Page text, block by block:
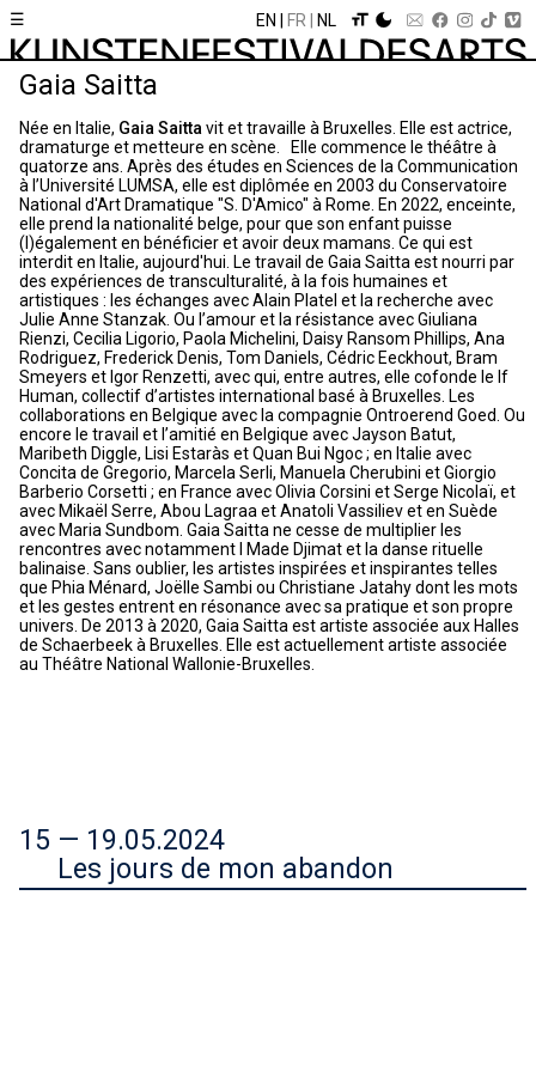
☰ EN FR NL
Gaia Saitta
Née en Italie, Gaia Saitta vit et travaille à Bruxelles. Elle est actrice,
dramaturge et metteure en scène. Elle commence le théâtre à
quatorze ans. Après des études en Sciences de la Communication
à l’Université LUMSA, elle est diplômée en 2003 du Conservatoire
National d'Art Dramatique "S. D'Amico" à Rome. En 2022, enceinte,
elle prend la nationalité belge, pour que son enfant puisse
(l)également en bénéficier et avoir deux mamans. Ce qui est
interdit en Italie, aujourd'hui. Le travail de Gaia Saitta est nourri par
des expériences de transculturalité, à la fois humaines et
artistiques : les échanges avec Alain Platel et la recherche avec
Julie Anne Stanzak. Ou l’amour et la résistance avec Giuliana
Rienzi, Cecilia Ligorio, Paola Michelini, Daisy Ransom Phillips, Ana
Rodriguez, Frederick Denis, Tom Daniels, Cédric Eeckhout, Bram
Smeyers et Igor Renzetti, avec qui, entre autres, elle cofonde le If
Human, collectif d’artistes international basé à Bruxelles. Les
collaborations en Belgique avec la compagnie Ontroerend Goed. Ou
encore le travail et l’amitié en Belgique avec Jayson Batut,
Maribeth Diggle, Lisi Estaràs et Quan Bui Ngoc ; en Italie avec
Concita de Gregorio, Marcela Serli, Manuela Cherubini et Giorgio
Barberio Corsetti ; en France avec Olivia Corsini et Serge Nicolaï, et
avec Mikaël Serre, Abou Lagraa et Anatoli Vassiliev et en Suède
avec Maria Sundbom. Gaia Saitta ne cesse de multiplier les
rencontres avec notamment I Made Djimat et la danse rituelle
balinaise. Sans oublier, les artistes inspirées et inspirantes telles
que Phia Ménard, Joëlle Sambi ou Christiane Jatahy dont les mots
et les gestes entrent en résonance avec sa pratique et son propre
univers. De 2013 à 2020, Gaia Saitta est artiste associée aux Halles
de Schaerbeek à Bruxelles. Elle est actuellement artiste associée
au Théâtre National Wallonie-Bruxelles.
15 — 19.05.2024
Les jours de mon abandon